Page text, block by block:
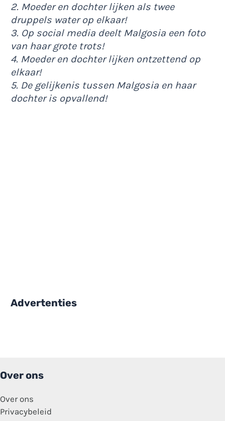
2. Moeder en dochter lijken als twee
druppels water op elkaar!
3. Op social media deelt Malgosia een foto
van haar grote trots!
4. Moeder en dochter lijken ontzettend op
elkaar!
5. De gelijkenis tussen Malgosia en haar
dochter is opvallend!
Advertenties
Over ons
Over ons
Privacybeleid